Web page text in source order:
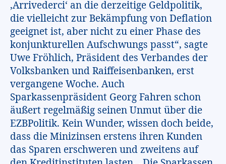
‚Arrivederci‘ an die derzeitige Geldpolitik,
die vielleicht zur Bekämpfung von Deflation
geeignet ist, aber nicht zu einer Phase des
konjunkturellen Aufschwungs passt“, sagte
Uwe Fröhlich, Präsident des Verbandes der
Volksbanken und Raiffeisenbanken, erst
vergangene Woche. Auch
Sparkassenpräsident Georg Fahren schon
äußert regelmäßig seinen Unmut über die
EZBPolitik. Kein Wunder, wissen doch beide,
dass die Minizinsen erstens ihren Kunden
das Sparen erschweren und zweitens auf